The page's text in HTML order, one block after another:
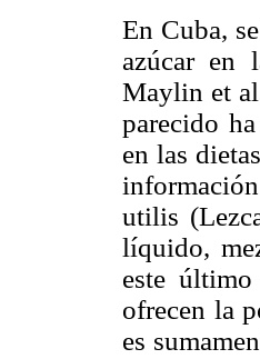
En Cuba,
azúcar en
Maylin et
parecido
en las
utilis
líquido,
este
ofrecen la
es